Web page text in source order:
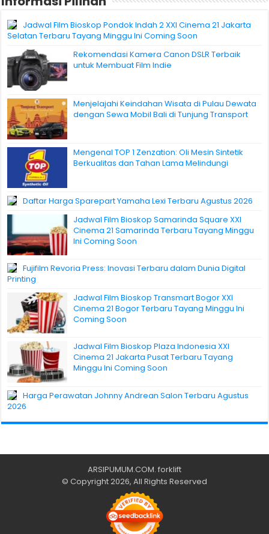
Jadwal Film Bioskop Pondok Indah 2 XXI Cinema 21 Jakarta
Selatan Terbaru Tayang Minggu Ini Coming Soon
Rekomendasi Kamera Canon DSLR Terbaik
untuk Membuat Film Indie
Menjelajahi Keindahan Wisata di Pulau Dewata
dengan Sewa Mobil Bali di Tunjung Transport
Mengenal TOP 1 Zenzation: Oli Mesin Sintetik
Berkualitas dan Tahan Lama Melindungi
Daftar Harga Sparepart Yamaha Lexi Terbaru Agustus 2026
Jadwal Film Bioskop Samarinda Square XXI
Cinema 21 Samarinda Terbaru Tayang Minggu
Ini Coming Soon
Fujifilm Revoria Press: Inovasi Terbaru dalam Dunia Digital
Printing
Jadwal Film Bioskop Transmart Bogor XXI
Cinema 21 Bogor Terbaru Tayang Minggu Ini
Coming Soon
Jadwal Film Bioskop Plaza Indonesia XXI
Cinema 21 Jakarta Pusat Terbaru Tayang
Minggu Ini Coming Soon
Harga Perawatan Johnny Andrean Salon Terbaru Agustus
2026
ARSIPUMUM.COM. forklift
© Copyright 2026, All Rights Reserved